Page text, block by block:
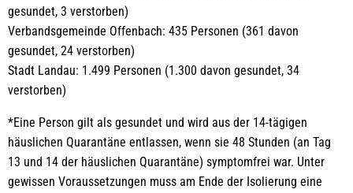
gesundet, 3 verstorben)
Verbandsgemeinde Offenbach: 435 Personen (361 davon
gesundet, 24 verstorben)
Stadt Landau: 1.499 Personen (1.300 davon gesundet, 34
verstorben)
*Eine Person gilt als gesundet und wird aus der 14-tägigen
häuslichen Quarantäne entlassen, wenn sie 48 Stunden (an Tag
13 und 14 der häuslichen Quarantäne) symptomfrei war. Unter
gewissen Voraussetzungen muss am Ende der Isolierung eine